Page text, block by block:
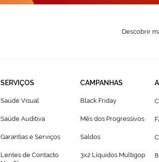
Descobrir
SERVIÇOS
Saúde Visual
Saúde Auditiva
Garantias e Serviços
Lentes de Contacto
CAMPANHAS
Black Friday
Mês dos Progressivos
Saldos
3x2 Líquidos Multigop